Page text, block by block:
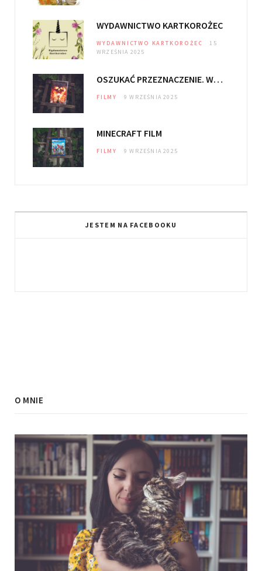
m
WYDAWNICTWO KARTKOROŻEC
WYDAWNICTWO KARTKOROŻEC
15
WRZEŚNIA 2025
OSZUKAĆ PRZEZNACZENIE. WIĘZY KRWI
FILMY 9 WRZEŚNIA 2025
MINECRAFT FILM
FILMY 9 WRZEŚNIA 2025
JESTEM NA FACEBOOKU
O MNIE